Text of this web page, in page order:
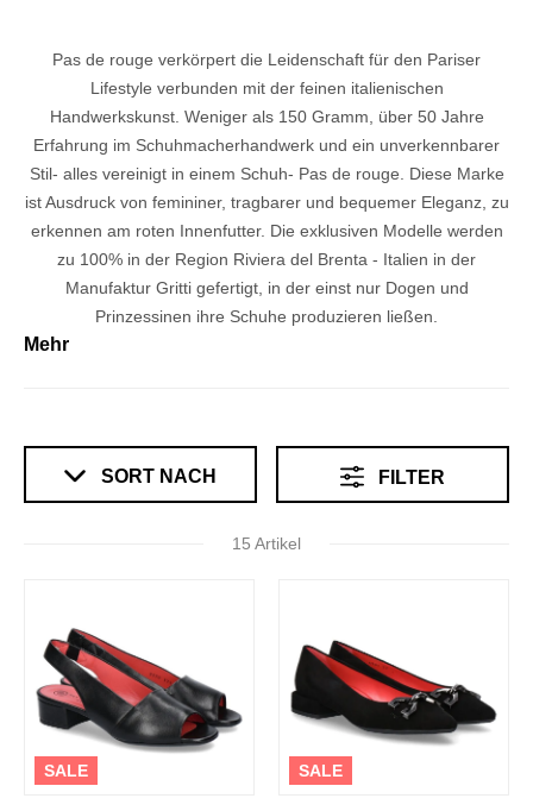
Pas de rouge verkörpert die Leidenschaft für den Pariser
Lifestyle verbunden mit der feinen italienischen
Handwerkskunst. Weniger als 150 Gramm, über 50 Jahre
Erfahrung im Schuhmacherhandwerk und ein unverkennbarer
Stil- alles vereinigt in einem Schuh- Pas de rouge. Diese Marke
ist Ausdruck von femininer, tragbarer und bequemer Eleganz, zu
erkennen am roten Innenfutter. Die exklusiven Modelle werden
zu 100% in der Region Riviera del Brenta - Italien in der
Manufaktur Gritti gefertigt, in der einst nur Dogen und
Prinzessinen ihre Schuhe produzieren ließen.
Mehr
SORT NACH FILTER
15 Artikel
SALE SALE